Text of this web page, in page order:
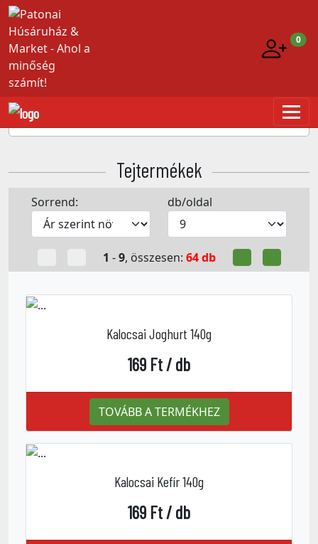
0
Tejtermékek > Tejtermékek
Tejtermékek
Sorrend: db/oldal
1 -9, összesen: 64 db
Kalocsai Joghurt 140g
169 Ft / db
TOVÁBB A TERMÉKHEZ
Kalocsai Kefír 140g
169 Ft / db